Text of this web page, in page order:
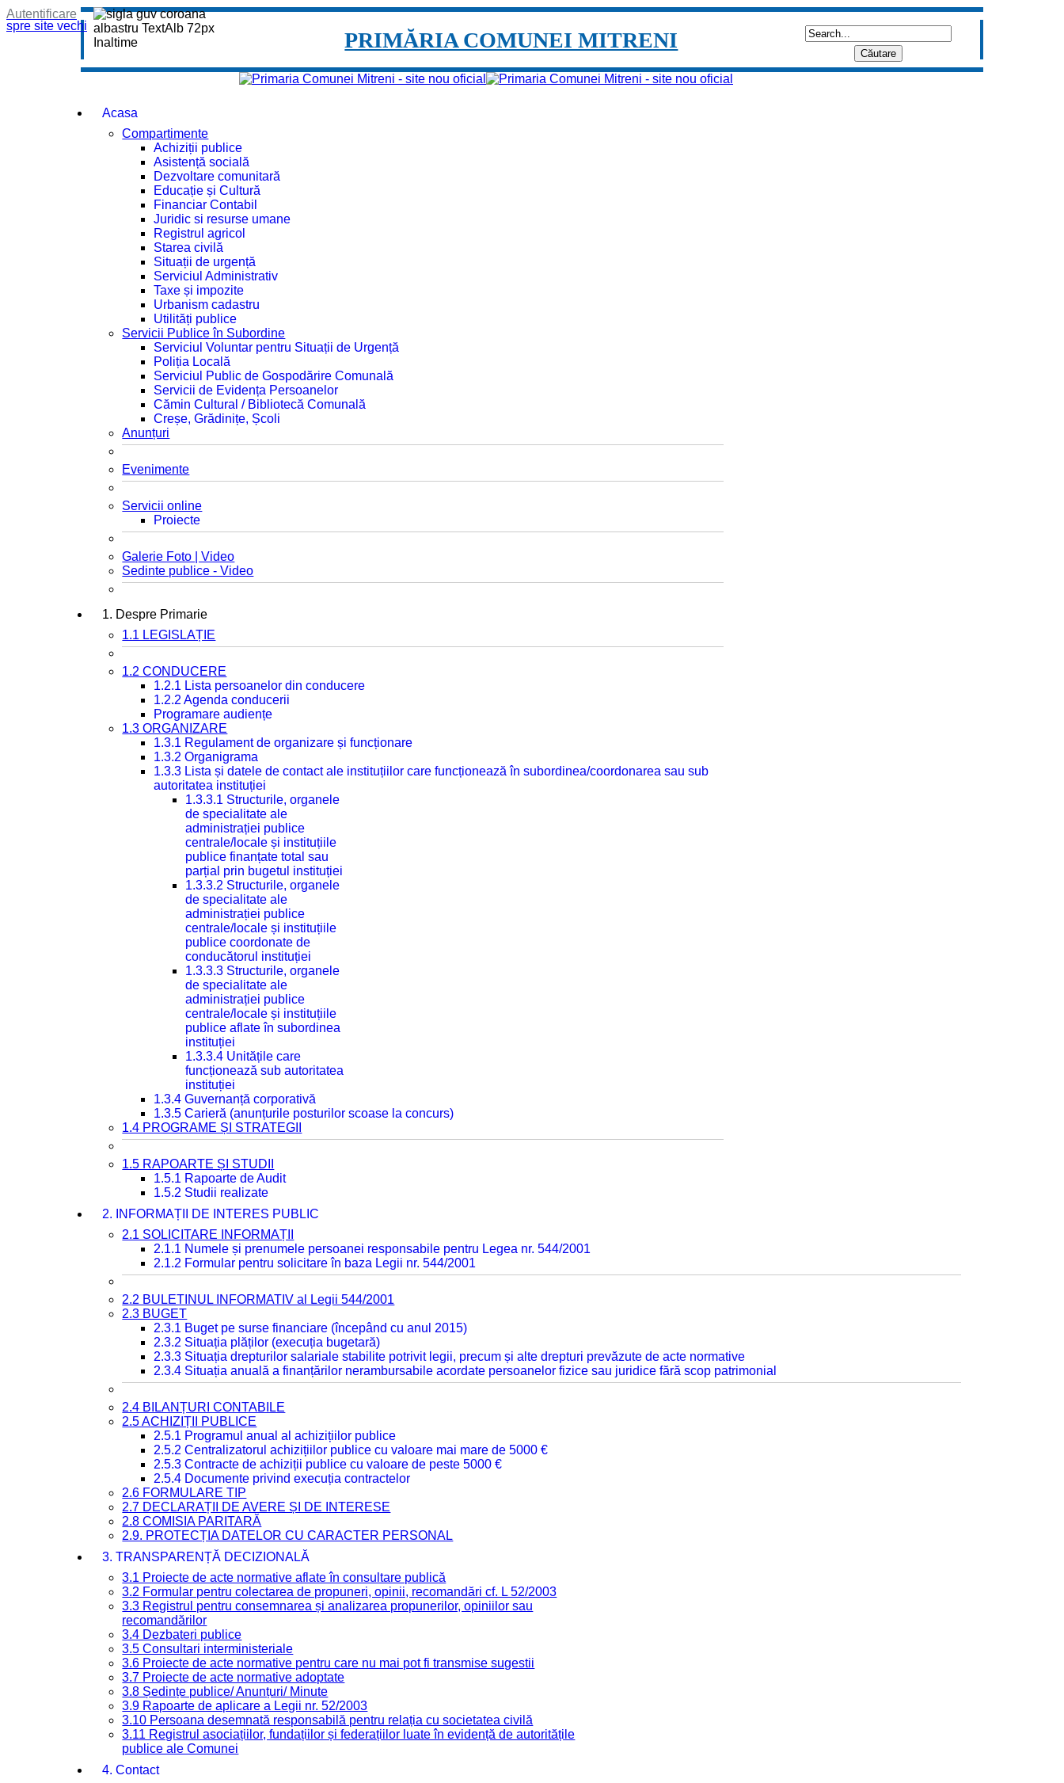
spre site vechi
Autentificare
PRIMĂRIA COMUNEI MITRENI
Acasa
Compartimente
Achiziții publice
Asistență socială
Dezvoltare comunitară
Educație și Cultură
Financiar Contabil
Juridic si resurse umane
Registrul agricol
Starea civilă
Situații de urgență
Serviciul Administrativ
Taxe și impozite
Urbanism cadastru
Utilități publice
Servicii Publice în Subordine
Serviciul Voluntar pentru Situații de Urgență
Poliția Locală
Serviciul Public de Gospodărire Comunală
Servicii de Evidența Persoanelor
Cămin Cultural / Bibliotecă Comunală
Creșe, Grădinițe, Școli
Anunțuri
Evenimente
Servicii online
Proiecte
Galerie Foto | Video
Sedinte publice - Video
1. Despre Primarie
1.1 LEGISLAȚIE
1.2 CONDUCERE
1.2.1 Lista persoanelor din conducere
1.2.2 Agenda conducerii
Programare audiențe
1.3 ORGANIZARE
1.3.1 Regulament de organizare și funcționare
1.3.2 Organigrama
1.3.3 Lista și datele de contact ale instituțiilor care funcționează în subordinea/coordonarea sau sub
autoritatea instituției
1.3.3.1 Structurile, organele
de specialitate ale
administrației publice
centrale/locale și instituțiile
publice finanțate total sau
parțial prin bugetul instituției
1.3.3.2 Structurile, organele
de specialitate ale
administrației publice
centrale/locale și instituțiile
publice coordonate de
conducătorul instituției
1.3.3.3 Structurile, organele
de specialitate ale
administrației publice
centrale/locale și instituțiile
publice aflate în subordinea
instituției
1.3.3.4 Unitățile care
funcționează sub autoritatea
instituției
1.3.4 Guvernanță corporativă
1.3.5 Carieră (anunțurile posturilor scoase la concurs)
1.4 PROGRAME ȘI STRATEGII
1.5 RAPOARTE ȘI STUDII
1.5.1 Rapoarte de Audit
1.5.2 Studii realizate
2. INFORMAȚII DE INTERES PUBLIC
2.1 SOLICITARE INFORMAȚII
2.1.1 Numele și prenumele persoanei responsabile pentru Legea nr. 544/2001
2.1.2 Formular pentru solicitare în baza Legii nr. 544/2001
2.2 BULETINUL INFORMATIV al Legii 544/2001
2.3 BUGET
2.3.1 Buget pe surse financiare (începând cu anul 2015)
2.3.2 Situația plăților (execuția bugetară)
2.3.3 Situația drepturilor salariale stabilite potrivit legii, precum și alte drepturi prevăzute de acte normative
2.3.4 Situația anuală a finanțărilor nerambursabile acordate persoanelor fizice sau juridice fără scop patrimonial
2.4 BILANȚURI CONTABILE
2.5 ACHIZIȚII PUBLICE
2.5.1 Programul anual al achizițiilor publice
2.5.2 Centralizatorul achizițiilor publice cu valoare mai mare de 5000 €
2.5.3 Contracte de achiziții publice cu valoare de peste 5000 €
2.5.4 Documente privind execuția contractelor
2.6 FORMULARE TIP
2.7 DECLARAȚII DE AVERE ȘI DE INTERESE
2.8 COMISIA PARITARĂ
2.9. PROTECȚIA DATELOR CU CARACTER PERSONAL
3. TRANSPARENȚĂ DECIZIONALĂ
3.1 Proiecte de acte normative aflate în consultare publică
3.2 Formular pentru colectarea de propuneri, opinii, recomandări cf. L 52/2003
3.3 Registrul pentru consemnarea și analizarea propunerilor, opiniilor sau
recomandărilor
3.4 Dezbateri publice
3.5 Consultari interministeriale
3.6 Proiecte de acte normative pentru care nu mai pot fi transmise sugestii
3.7 Proiecte de acte normative adoptate
3.8 Ședințe publice/ Anunțuri/ Minute
3.9 Rapoarte de aplicare a Legii nr. 52/2003
3.10 Persoana desemnată responsabilă pentru relația cu societatea civilă
3.11 Registrul asociațiilor, fundațiilor și federațiilor luate în evidență de autoritățile
publice ale Comunei
4. Contact